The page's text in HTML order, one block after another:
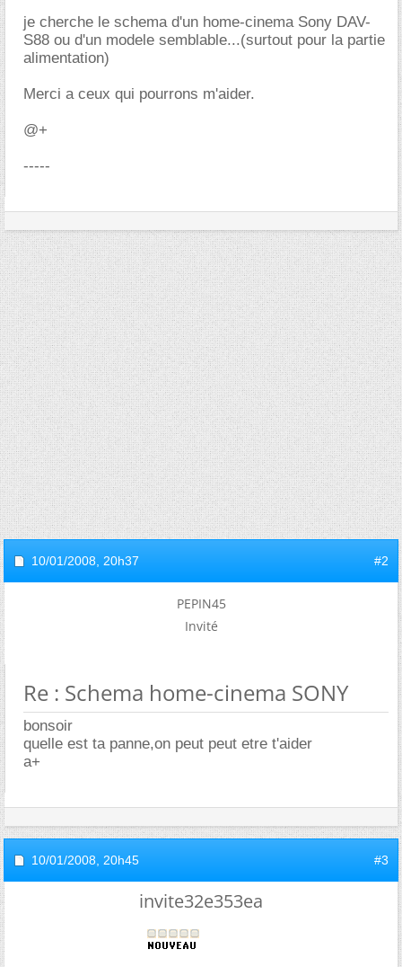
je cherche le schema d'un home-cinema Sony DAV-
S88 ou d'un modele semblable...(surtout pour la partie
alimentation)
Merci a ceux qui pourrons m'aider.
@+
-----
10/01/2008, 20h37 #2
PEPIN45
Invité
Re : Schema home-cinema SONY
bonsoir
quelle est ta panne,on peut peut etre t'aider
a+
10/01/2008, 20h45 #3
invite32e353ea